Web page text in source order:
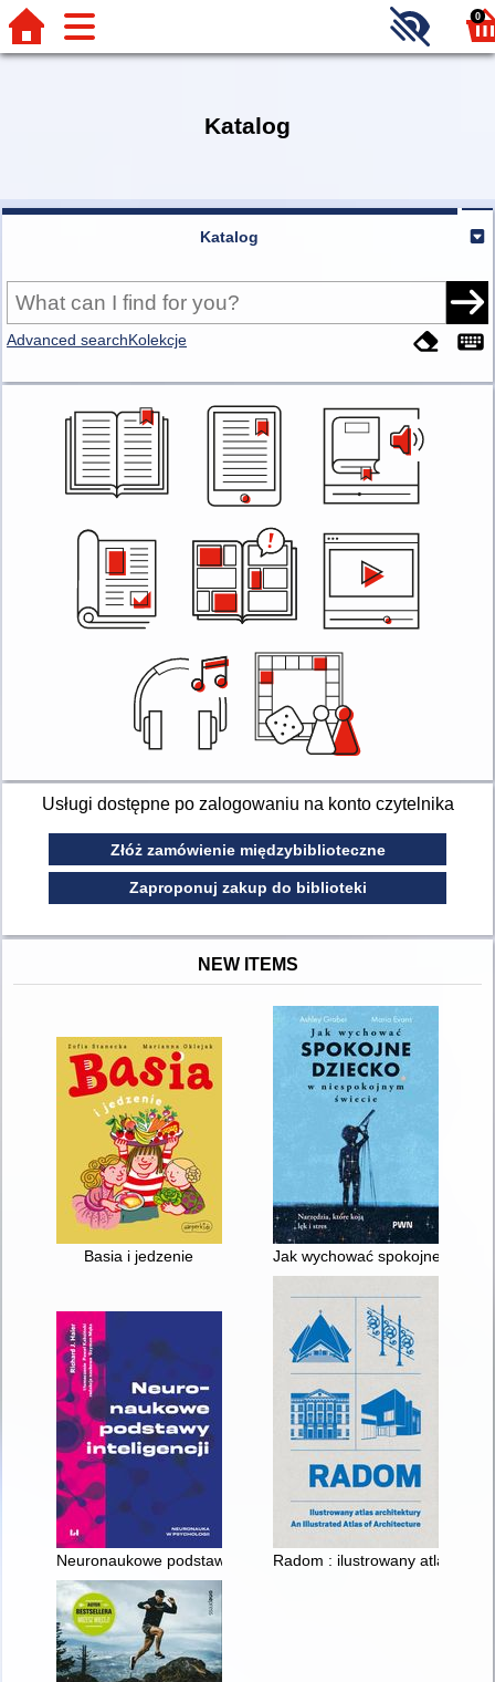
0
Katalog
Katalog
Advanced searchKolekcje
Usługi dostępne po zalogowaniu na konto czytelnika
Złóż zamówienie międzybiblioteczne
Zaproponuj zakup do biblioteki
NEW ITEMS
Basia i jedzenie Jak wychować spokojne
Neuronaukowe podstawy inteligencjiRadom : ilustrowany atlas